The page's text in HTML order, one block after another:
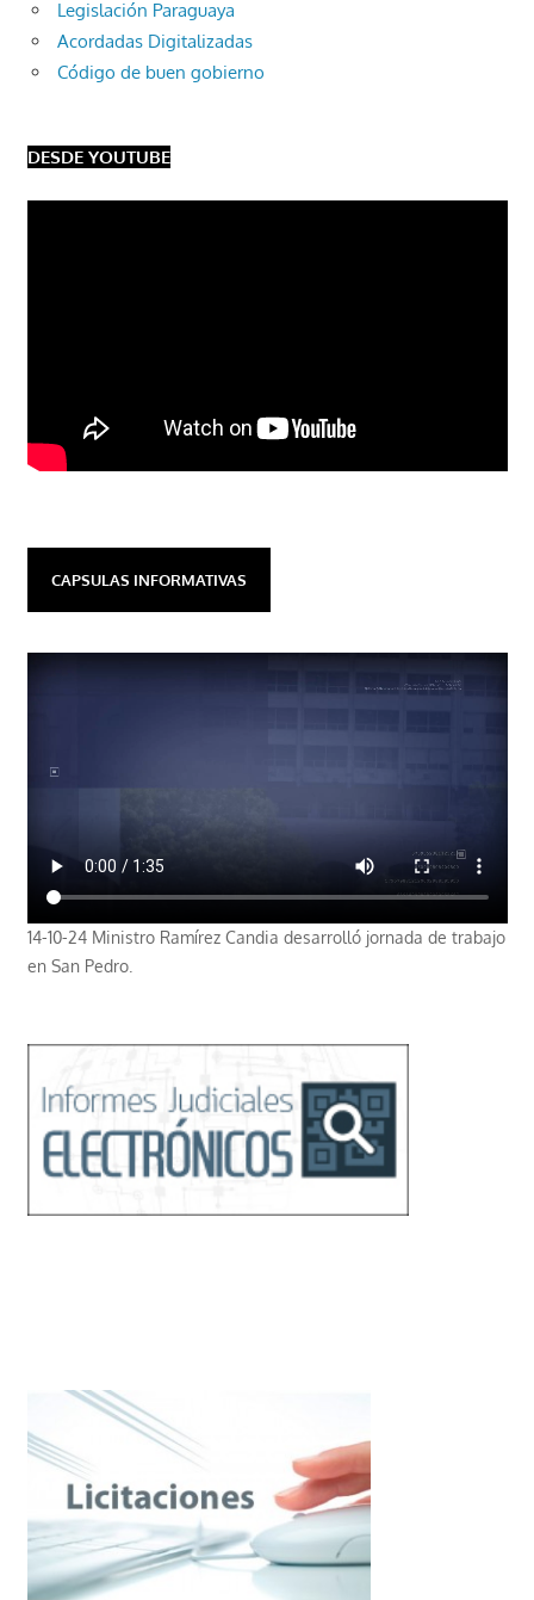
Legislación Paraguaya
Acordadas Digitalizadas
Código de buen gobierno
DESDE YOUTUBE
CAPSULAS INFORMATIVAS
14-10-24 Ministro Ramírez Candia desarrolló jornada de trabajo
en San Pedro.